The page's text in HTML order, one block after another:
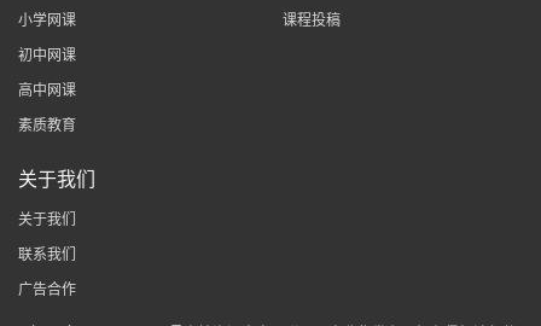
小学网课
初中网课
高中网课
素质教育
课程投稿
关于我们
关于我们
联系我们
广告合作